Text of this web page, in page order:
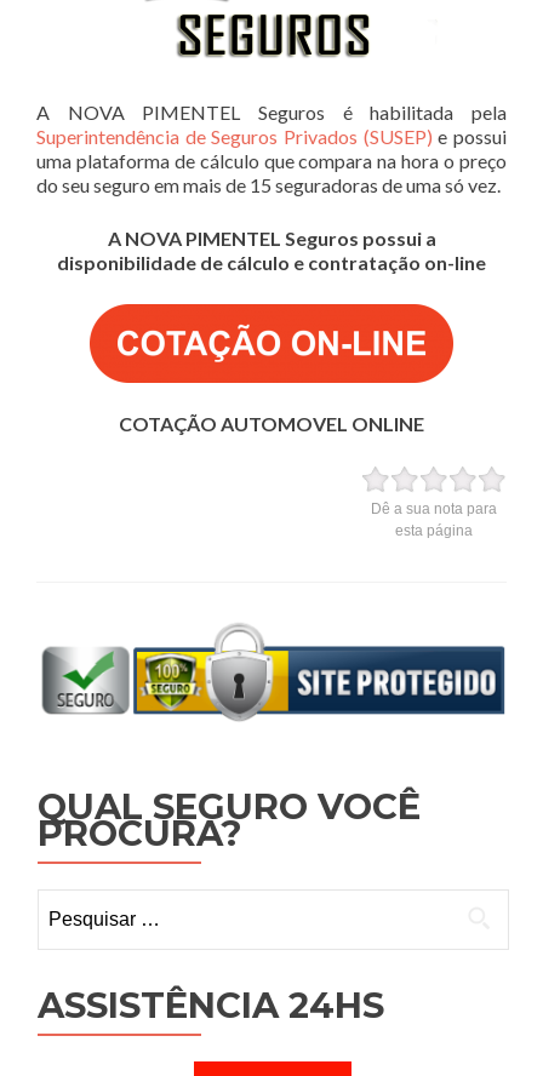
A NOVA PIMENTEL Seguros é habilitada pela
Superintendência de Seguros Privados (SUSEP) e possui
uma plataforma de cálculo que compara na hora o preço
do seu seguro em mais de 15 seguradoras de uma só vez.
A NOVA PIMENTEL Seguros possui a
disponibilidade de cálculo e contratação on-line
COTAÇÃO AUTOMOVEL ONLINE
Dê a sua nota para
esta página
QUAL SEGURO VOCÊ
PROCURA?
por:
ASSISTÊNCIA 24HS